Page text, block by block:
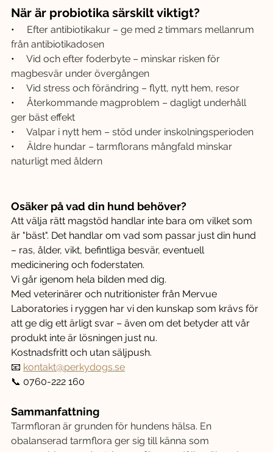
När är probiotika särskilt viktigt?
• Efter antibiotikakur – ge med 2 timmars mellanrum
från antibiotikadosen
• Vid och efter foderbyte – minskar risken för
magbesvär under övergången
• Vid stress och förändring – flytt, nytt hem, resor
• Återkommande magproblem – dagligt underhåll
ger bäst effekt
• Valpar i nytt hem – stöd under inskolningsperioden
• Äldre hundar – tarmflorans mångfald minskar
naturligt med åldern
Osäker på vad din hund behöver?
Att välja rätt magstöd handlar inte bara om vilket som
är "bäst". Det handlar om vad som passar just din hund
– ras, ålder, vikt, befintliga besvär, eventuell
medicinering och foderstaten.
Vi går igenom hela bilden med dig.
Med veterinärer och nutritionister från Mervue
Laboratories i ryggen har vi den kunskap som krävs för
att ge dig ett ärligt svar – även om det betyder att vår
produkt inte är lösningen just nu.
Kostnadsfritt och utan säljpush.
📧 kontakt@perkydogs.se
📞 0760-222 160
Sammanfattning
Tarmfloran är grunden för hundens hälsa. En
obalanserad tarmflora ger sig till känna som